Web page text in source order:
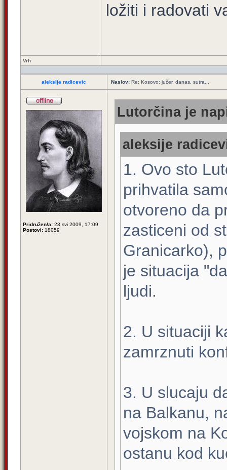
ložiti i radovati
Vrh
aleksije radicevic Naslov: Re: Kosovo: jučer, danas, sutra...
Pridružen/a: 23 svi 2009, 17:09
Postovi: 18059
Lutorčina je
aleksije
1. Ovo sto
prihvatila
otvoreno da
zasticeni od
Granicarko),
je situacija
ljudi.
2. U situaciji
zamrznuti
3. U slucaju
na Balkanu,
vojskom na
ostanu kod